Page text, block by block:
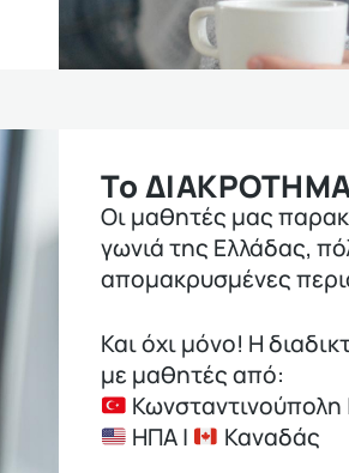
Το
Οι μαθητές μας
γωνιά της Ελλάδας,
απομακρυσμένες
Και όχι μόνο! Η
με μαθητές από:
Κωνσταντινούπολη
ΗΠΑ |
Καναδάς